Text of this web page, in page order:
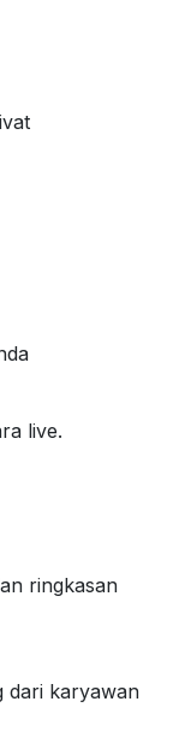
live.
ringkasan
dari karyawan